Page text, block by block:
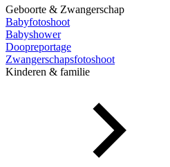
Geboorte & Zwangerschap
Babyfotoshoot
Babyshower
Doopreportage
Zwangerschapsfotoshoot
Kinderen & familie